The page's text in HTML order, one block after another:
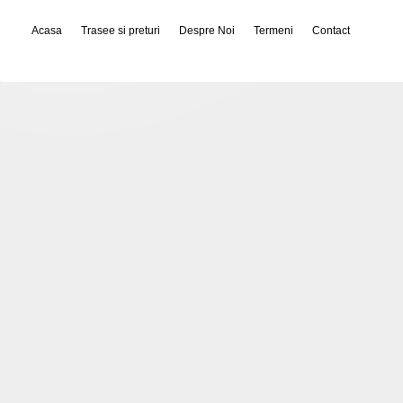
Acasa Trasee si preturi Despre Noi Termeni Contact